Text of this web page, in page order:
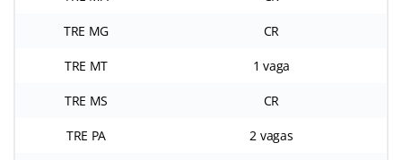
TRE MG CR
TRE MT 1 vaga
TRE MS CR
TRE PA 2 vagas